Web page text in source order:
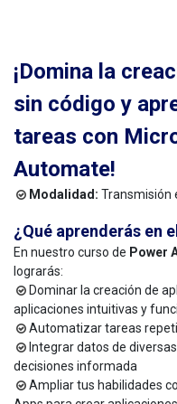
¡Domina la
sin código y
tareas con
Automate!
Modalidad: Transmisión
¿Qué aprenderás en
En nuestro curso de Power
lograrás:
Dominar la creación de
aplicaciones intuitivas y
Automatizar tareas
Integrar datos de
decisiones informada
Ampliar tus habilidades